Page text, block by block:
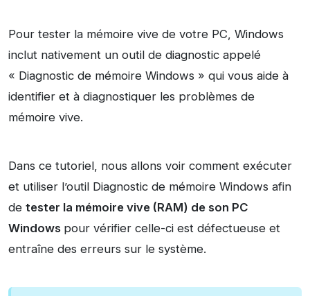
Pour tester la mémoire vive de votre PC, Windows
inclut nativement un outil de diagnostic appelé
« Diagnostic de mémoire Windows » qui vous aide à
identifier et à diagnostiquer les problèmes de
mémoire vive.
Dans ce tutoriel, nous allons voir comment exécuter
et utiliser l’outil Diagnostic de mémoire Windows afin
de tester la mémoire vive (RAM) de son PC
Windows pour vérifier celle-ci est défectueuse et
entraîne des erreurs sur le système.